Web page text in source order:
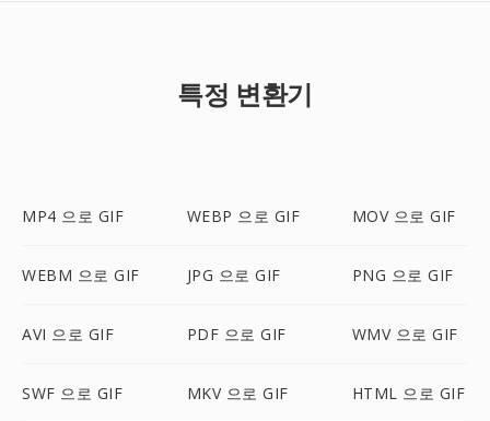
특정 변환기
MP4 으로 GIF WEBP 으로 GIF MOV 으로 GIF
WEBM 으로 GIF JPG 으로 GIF PNG 으로 GIF
AVI 으로 GIF PDF 으로 GIF WMV 으로 GIF
SWF 으로 GIF MKV 으로 GIF HTML 으로 GIF